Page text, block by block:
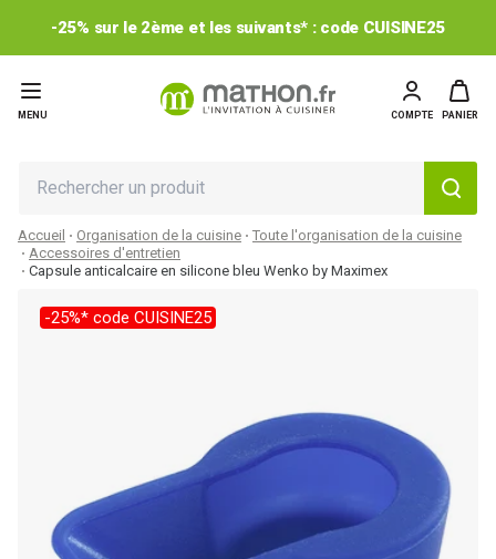
-25% sur le 2ème et les suivants* : code CUISINE25
MENU COMPTE PANIER
Accueil Organisation de la cuisine
Toute l'organisation de la cuisine
Accessoires d'entretien
Capsule anticalcaire en silicone bleu Wenko by Maximex
-25%* code CUISINE25